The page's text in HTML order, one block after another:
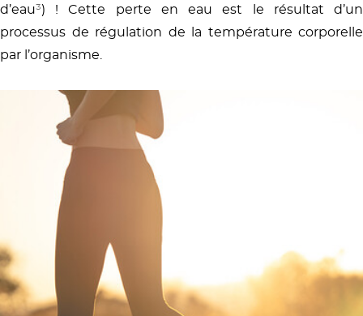
d’eau³) ! Cette perte en eau est le résultat d’un
processus de régulation de la température corporelle
par l’organisme.